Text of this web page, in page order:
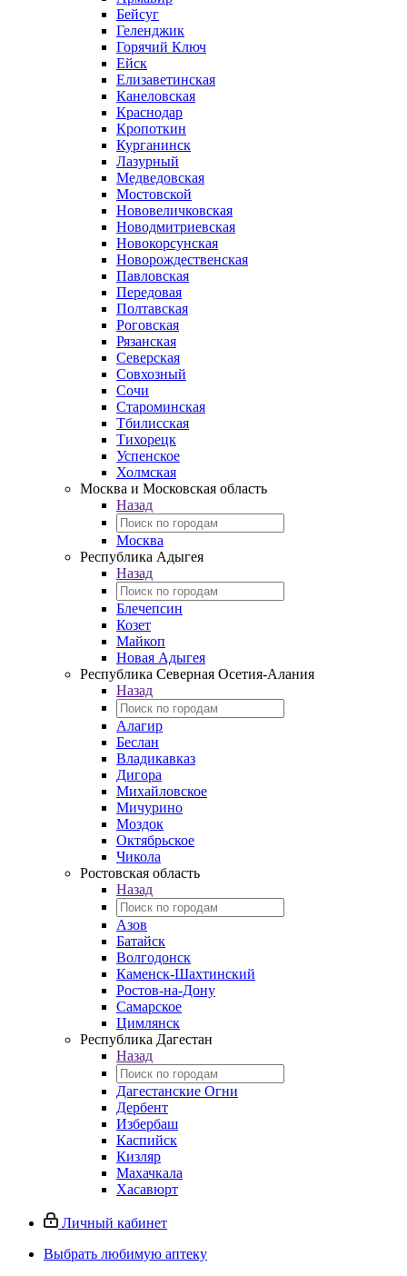
Бейсуг
Геленджик
Горячий Ключ
Ейск
Елизаветинская
Канеловская
Краснодар
Кропоткин
Курганинск
Лазурный
Медведовская
Мостовской
Нововеличковская
Новодмитриевская
Новокорсунская
Новорождественская
Павловская
Передовая
Полтавская
Роговская
Рязанская
Северская
Совхозный
Сочи
Староминская
Тбилисская
Тихорецк
Успенское
Холмская
Москва и Московская область
Назад
Москва
Республика Адыгея
Назад
Блечепсин
Козет
Майкоп
Новая Адыгея
Республика Северная Осетия-Алания
Назад
Алагир
Беслан
Владикавказ
Дигора
Михайловское
Мичурино
Моздок
Октябрьское
Чикола
Ростовская область
Назад
Азов
Батайск
Волгодонск
Каменск-Шахтинский
Ростов-на-Дону
Самарское
Цимлянск
Республика Дагестан
Назад
Дагестанские Огни
Дербент
Избербаш
Каспийск
Кизляр
Махачкала
Хасавюрт
Личный кабинет
Выбрать любимую аптеку